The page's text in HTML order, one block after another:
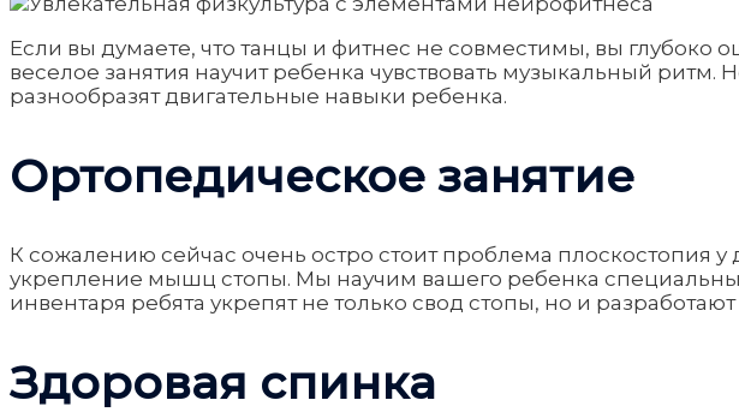
Если вы думаете, что танцы и фитнес не совместимы, вы
веселое занятия научит ребенка чувствовать музыкальный
разнообразят двигательные навыки ребенка.
Ортопедическое занятие
К сожалению сейчас очень остро стоит проблема плоскостопия
укрепление мышц стопы. Мы научим вашего ребенка
инвентаря ребята укрепят не только свод стопы, но и
Здоровая спинка